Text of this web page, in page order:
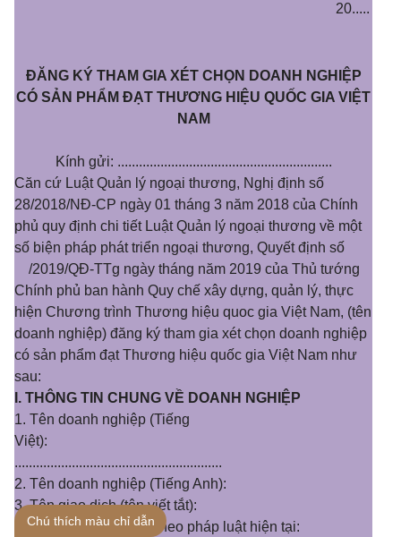
20.....
ĐĂNG KÝ THAM GIA XÉT CHỌN DOANH NGHIỆP
CÓ SẢN PHẨM ĐẠT THƯƠNG HIỆU QUỐC GIA VIỆT
NAM
Kính gửi: ............................................................
Căn cứ Luật Quản lý ngoại thương, Nghị định số
28/2018/NĐ-CP ngày 01 tháng 3 năm 2018 của Chính
phủ quy định chi tiết Luật Quản lý ngoại thương về một
số biện pháp phát triển ngoại thương, Quyết định số
/2019/QĐ-TTg ngày tháng năm 2019 của Thủ tướng
Chính phủ ban hành Quy chế xây dựng, quản lý, thực
hiện Chương trình Thương hiệu quoc gia Việt Nam, (tên
doanh nghiệp) đăng ký tham gia xét chọn doanh nghiệp
có sản phẩm đạt Thương hiệu quốc gia Việt Nam như
sau:
I. THÔNG TIN CHUNG VỀ DOANH NGHIỆP
1. Tên doanh nghiệp (Tiếng
Việt):
..........................................................
2. Tên doanh nghiệp (Tiếng Anh):
3. Tên giao dịch (tên viết tắt):
4. Tên người đại diện theo pháp luật hiện tại:
Chú thích màu chỉ dẫn